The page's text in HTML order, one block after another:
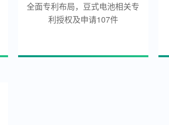
全面专利布局，豆式电池相关专
利授权及申请107件